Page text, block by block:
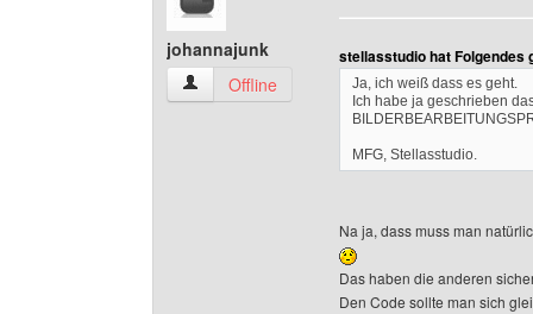
johannajunk
johannajunk Benutzer-Profile anzeigen
Offline
stellasstudio hat Folgendes
Ja, ich weiß dass es geht.
Ich habe ja geschrieben
MFG, Stellasstudio.
Na ja, dass muss man
Das haben die anderen
Den Code sollte man sich